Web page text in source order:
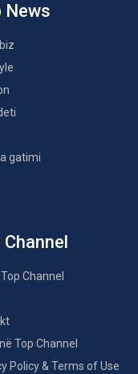
News
gatimi
Channel
Channel
Top Channel
Policy & Terms of Use